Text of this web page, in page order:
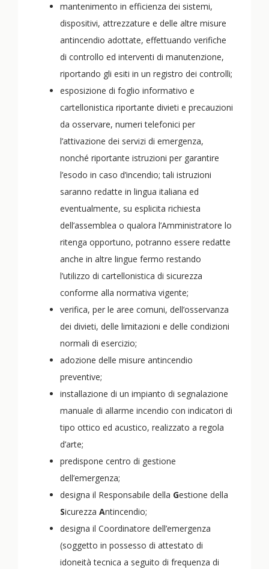
mantenimento in efficienza dei sistemi,
dispositivi, attrezzature e delle altre misure
antincendio adottate, effettuando verifiche
di controllo ed interventi di manutenzione,
riportando gli esiti in un registro dei controlli;
esposizione di foglio informativo e
cartellonistica riportante divieti e precauzioni
da osservare, numeri telefonici per
l’attivazione dei servizi di emergenza,
nonché riportante istruzioni per garantire
l’esodo in caso d’incendio; tali istruzioni
saranno redatte in lingua italiana ed
eventualmente, su esplicita richiesta
dell’assemblea o qualora l’Amministratore lo
ritenga opportuno, potranno essere redatte
anche in altre lingue fermo restando
l’utilizzo di cartellonistica di sicurezza
conforme alla normativa vigente;
verifica, per le aree comuni, dell’osservanza
dei divieti, delle limitazioni e delle condizioni
normali di esercizio;
adozione delle misure antincendio
preventive;
installazione di un impianto di segnalazione
manuale di allarme incendio con indicatori di
tipo ottico ed acustico, realizzato a regola
d’arte;
predispone centro di gestione
dell’emergenza;
designa il Responsabile della Gestione della
Sicurezza Antincendio;
designa il Coordinatore dell’emergenza
(soggetto in possesso di attestato di
idoneità tecnica a seguito di frequenza di